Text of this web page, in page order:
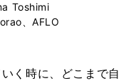
Toshimi
、AFLO
く時に、どこまで自